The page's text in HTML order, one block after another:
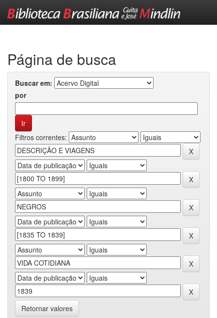
Página de busca
Buscar em:
por
Filtros correntes:
Retornar valores